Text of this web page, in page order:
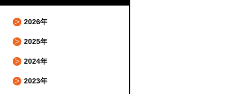
2026年
2025年
2024年
2023年